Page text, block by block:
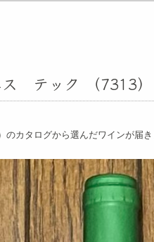
テック （7313）
カタログから選んだワインが届き